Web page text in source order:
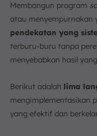
Membangun program
atau menyempurnakan
pendekatan yang
terburu-buru tanpa
menyebabkan hasil
Berikut adalah lima
mengimplementasikan
yang efektif dan